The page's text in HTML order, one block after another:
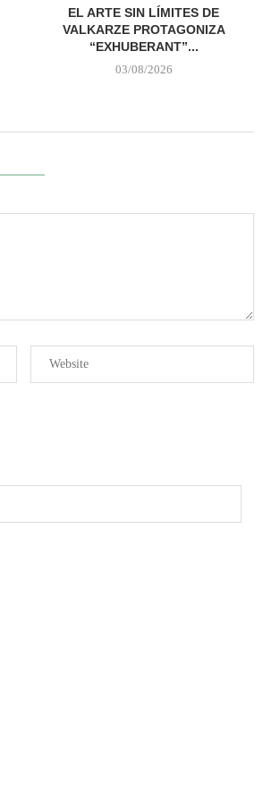
EL ARTE SIN LÍMITES DE
VALKARZE PROTAGONIZA
“EXHUBERANT”...
03/08/2026